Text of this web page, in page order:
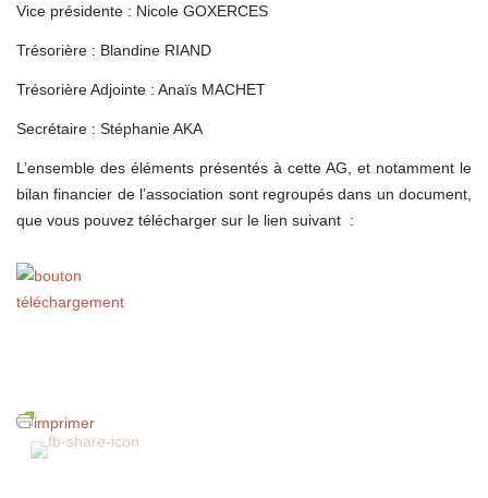
Vice présidente : Nicole GOXERCES
Trésorière : Blandine RIAND
Trésorière Adjointe : Anaïs MACHET
Secrétaire : Stéphanie AKA
L’ensemble des éléments présentés à cette AG, et notamment le
bilan financier de l’association sont regroupés dans un document,
que vous pouvez télécharger sur le lien suivant :
imprimer